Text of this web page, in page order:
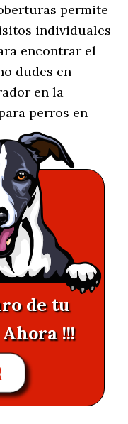
permite
individuales
encontrar el
dudes en
en la
perros en
de tu
!!!